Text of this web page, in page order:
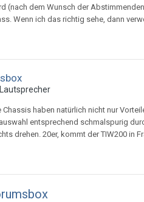
(nach dem Wunsch der
Wenn ich das richtig sehe, dann
Lautsprecher
haben natürlich nicht nur
entsprechend schmalspurig
drehen. 20er, kommt der TIW200 in